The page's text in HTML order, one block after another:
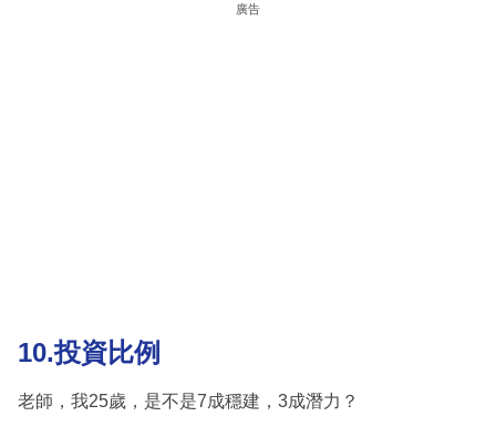
廣告
10.投資比例
老師，我25歲，是不是7成穩建，3成潛力？